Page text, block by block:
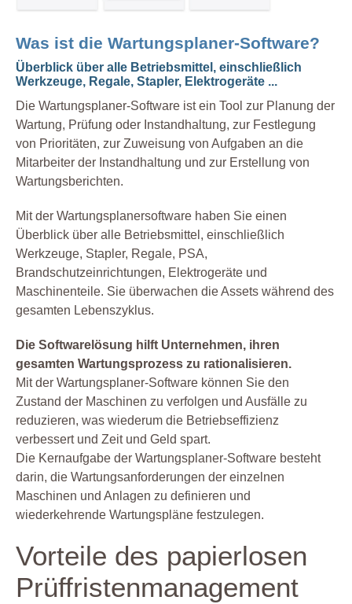
Was ist die Wartungsplaner-Software?
Überblick über alle Betriebsmittel, einschließlich
Werkzeuge, Regale, Stapler, Elektrogeräte ...
Die Wartungsplaner-Software ist ein Tool zur Planung der
Wartung, Prüfung oder Instandhaltung, zur Festlegung
von Prioritäten, zur Zuweisung von Aufgaben an die
Mitarbeiter der Instandhaltung und zur Erstellung von
Wartungsberichten.
Mit der Wartungsplanersoftware haben Sie einen
Überblick über alle Betriebsmittel, einschließlich
Werkzeuge, Stapler, Regale, PSA,
Brandschutzeinrichtungen, Elektrogeräte und
Maschinenteile. Sie überwachen die Assets während des
gesamten Lebenszyklus.
Die Softwarelösung hilft Unternehmen, ihren
gesamten Wartungsprozess zu rationalisieren.
Mit der Wartungsplaner-Software können Sie den
Zustand der Maschinen zu verfolgen und Ausfälle zu
reduzieren, was wiederum die Betriebseffizienz
verbessert und Zeit und Geld spart.
Die Kernaufgabe der Wartungsplaner-Software besteht
darin, die Wartungsanforderungen der einzelnen
Maschinen und Anlagen zu definieren und
wiederkehrende Wartungspläne festzulegen.
Vorteile des papierlosen
Prüffristenmanagement